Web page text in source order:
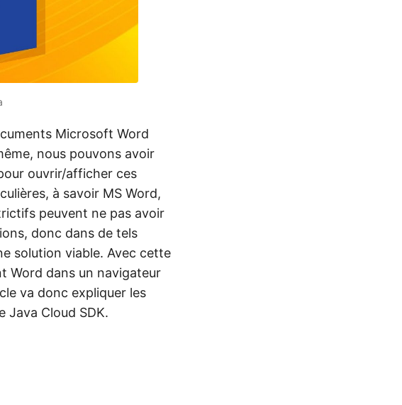
Microsoft Word
nous pouvons avoir
ouvrir/afficher ces
à savoir MS Word,
peuvent ne pas avoir
donc dans de tels
solution viable. Avec cette
Word dans un navigateur
va donc expliquer les
Java Cloud SDK.